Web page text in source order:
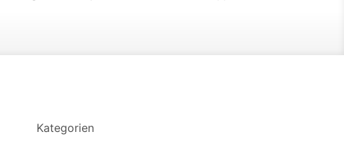
Kategorien